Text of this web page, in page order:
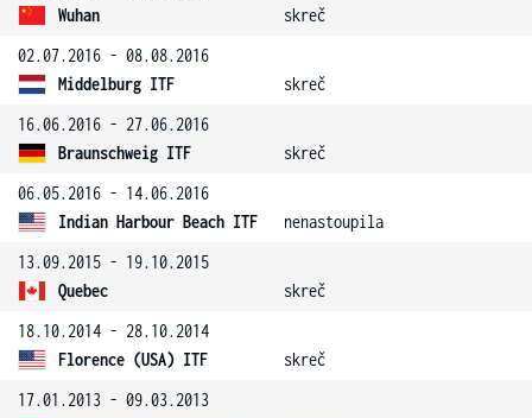
Wuhan
skreč
02.07.2016 - 08.08.2016
Middelburg ITF
skreč
16.06.2016 - 27.06.2016
Braunschweig ITF
skreč
06.05.2016 - 14.06.2016
Indian Harbour Beach ITF
nenastoupila
13.09.2015 - 19.10.2015
Quebec
skreč
18.10.2014 - 28.10.2014
Florence (USA) ITF
skreč
17.01.2013 - 09.03.2013